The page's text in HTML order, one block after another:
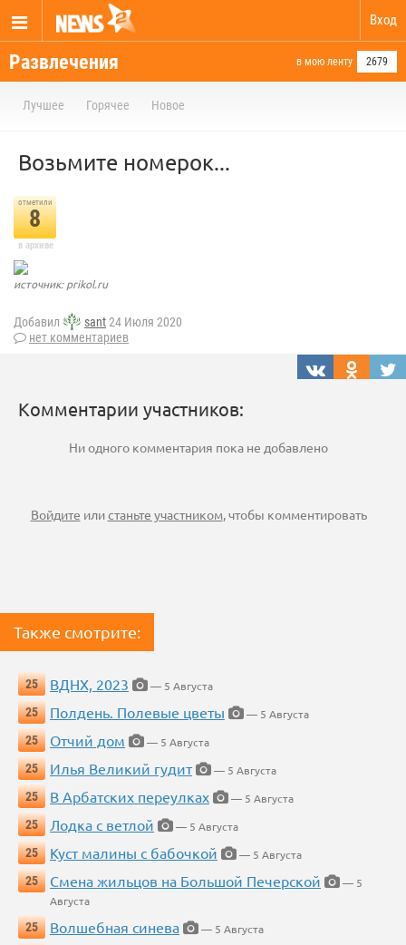
Вход
Развлечения в мою ленту 2679
Лучшее Горячее Новое
Возьмите номерок...
отметили
8
в архиве
источник: prikol.ru
Добавил sant24 Июля 2020
нет комментариев
Комментарии участников:
Ни одного комментария пока не добавлено
Войдите илистаньте участником, чтобы комментировать
Также смотрите:
25 ВДНХ, 2023
— 5 Августа
25
Полдень. Полевые цветы
— 5 Августа
25
Отчий дом
— 5 Августа
25
Илья Великий гудит
— 5 Августа
25
В Арбатских переулках
— 5 Августа
25
Лодка с ветлой
— 5 Августа
25
Куст малины с бабочкой
— 5 Августа
25
Смена жильцов на Большой Печерской
— 5
Августа
25
Волшебная синева
— 5 Августа